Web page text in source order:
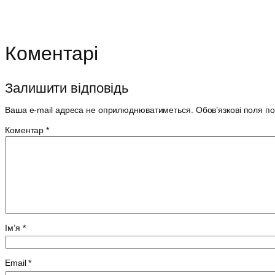
Коментарі
Залишити відповідь
Ваша e-mail адреса не оприлюднюватиметься. Обов’язкові поля
Коментар*
Ім’я *
Email*